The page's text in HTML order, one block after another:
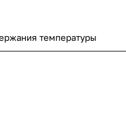
температуры